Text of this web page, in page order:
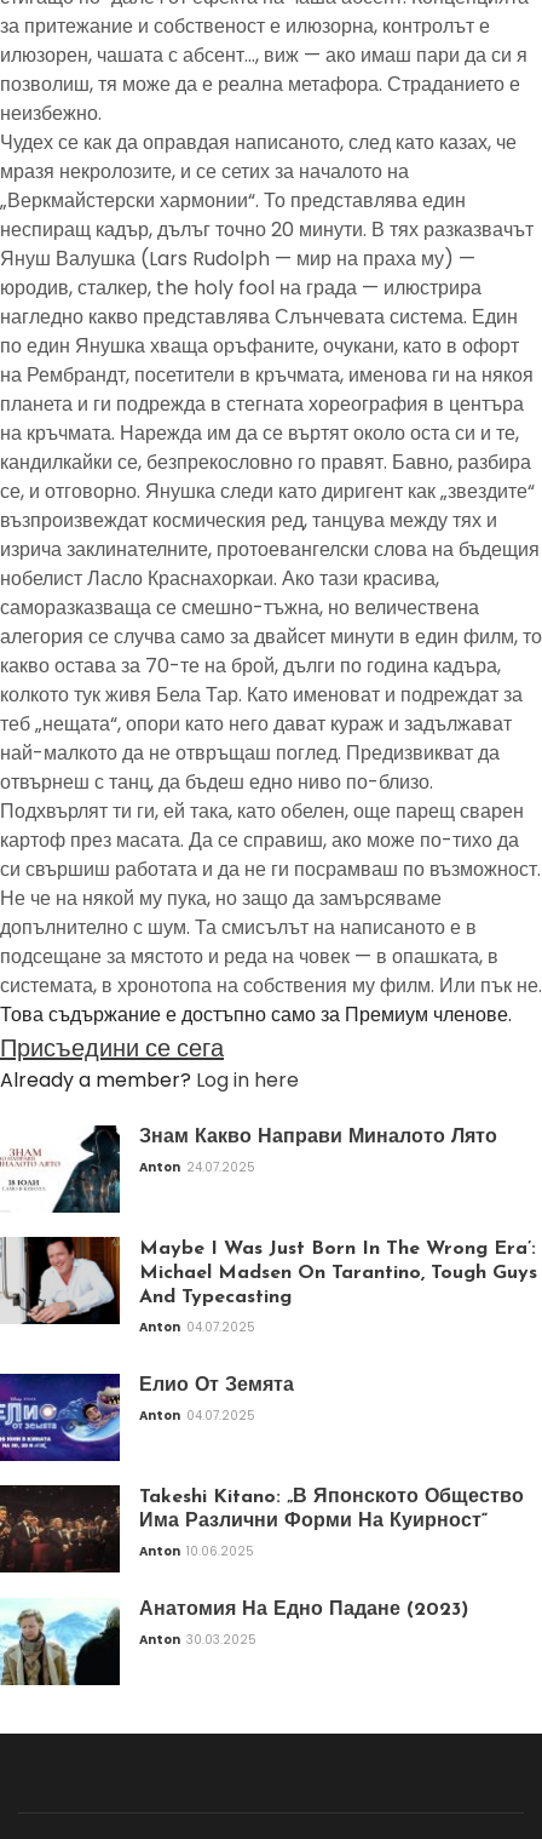
за притежание и собственост е илюзорна, контролът е
илюзорен, чашата с абсент…, виж — ако имаш пари да си я
позволиш, тя може да е реална метафора. Страданието е
неизбежно.
Чудех се как да оправдая написаното, след като казах, че
мразя некролозите, и се сетих за началото на
„Веркмайстерски хармонии“. То представлява един
неспиращ кадър, дълъг точно 20 минути. В тях разказвачът
Януш Валушка (Lars Rudolph — мир на праха му) —
юродив, сталкер, the holy fool на града — илюстрира
нагледно какво представлява Слънчевата система. Един
по един Янушка хваща оръфаните, очукани, като в офорт
на Рембрандт, посетители в кръчмата, именова ги на някоя
планета и ги подрежда в стегната хореография в центъра
на кръчмата. Нарежда им да се въртят около оста си и те,
кандилкайки се, безпрекословно го правят. Бавно, разбира
се, и отговорно. Янушка следи като диригент как „звездите“
възпроизвеждат космическия ред, танцува между тях и
изрича заклинателните, протоевангелски слова на бъдещия
нобелист Ласло Краснахоркаи. Ако тази красива,
саморазказваща се смешно-тъжна, но величествена
алегория се случва само за двайсет минути в един филм, то
какво остава за 70-те на брой, дълги по година кадъра,
колкото тук живя Бела Тар. Като именоват и подреждат за
теб „нещата“, опори като него дават кураж и задължават
най-малкото да не отвръщаш поглед. Предизвикват да
отвърнеш с танц, да бъдеш едно ниво по-близо.
Подхвърлят ти ги, ей така, като обелен, още парещ сварен
картоф през масата. Да се справиш, ако може по-тихо да
си свършиш работата и да не ги посрамваш по възможност.
Не че на някой му пука, но защо да замърсяваме
допълнително с шум. Та смисълът на написаното е в
подсещане за мястото и реда на човек — в опашката, в
системата, в хронотопа на собствения му филм. Или пък не.
Това съдържание е достъпно само за Премиум членове.
Присъедини се сега
Already a member? Log in here
Знам Какво Направи Миналото Лято
Anton 24.07.2025
Maybe I Was Just Born In The Wrong Era’:
Michael Madsen On Tarantino, Tough Guys
And Typecasting
Anton 04.07.2025
Елио От Земята
Anton 04.07.2025
Takeshi Kitano: „В Японското Общество
Има Различни Форми На Куирност“
Anton 10.06.2025
Анатомия На Едно Падане (2023)
Anton 30.03.2025